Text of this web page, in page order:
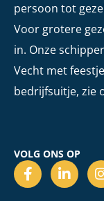
persoon tot
Voor grotere
in. Onze
Vecht met
bedrijfsuitje, zie
VOLG ONS OP